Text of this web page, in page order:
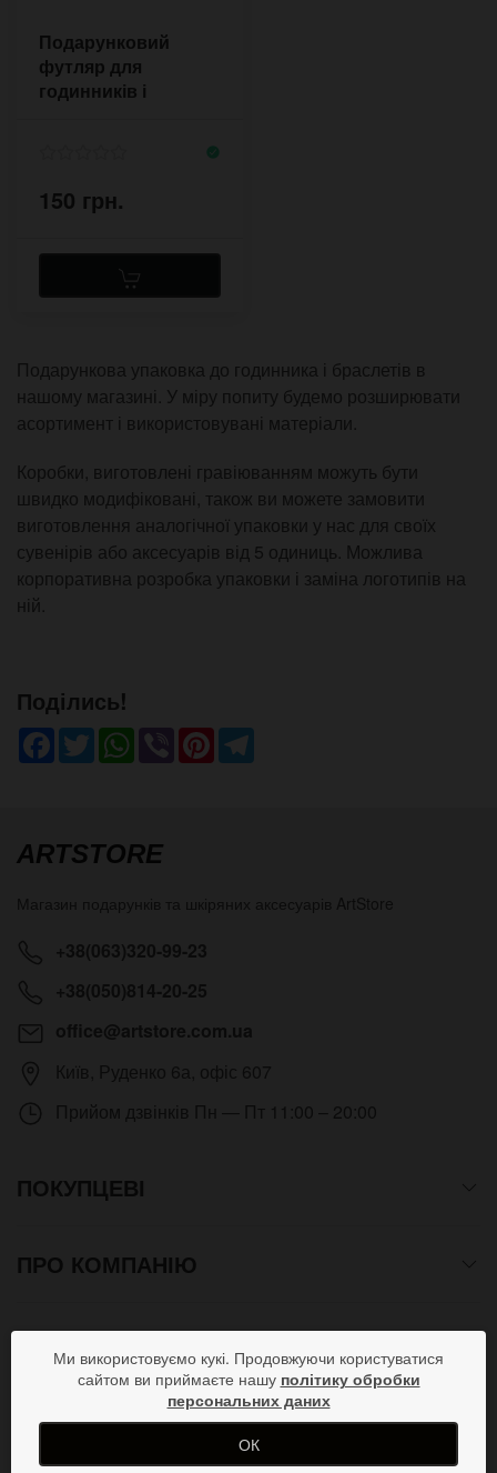
Подарунковий
футляр для
годинників і
150 грн.
Подарункова упаковка до годинника і браслетів в
нашому магазині. У міру попиту будемо розширювати
асортимент і використовувані матеріали.
Коробки, виготовлені гравіюванням можуть бути
швидко модифіковані, також ви можете замовити
виготовлення аналогічної упаковки у нас для своїх
сувенірів або аксесуарів від 5 одиниць. Можлива
корпоративна розробка упаковки і заміна логотипів на
ній.
Поділись!
Facebook
TwitterWhatsApp
ViberPinterest
ARTSTORE
ПОКУПЦЕВІ
ПРО КОМПАНІЮ
СПОСОБИ ОПЛАТИ
ПРИЄДНУЙСЯ В СОЦМЕРЕЖАХ
Ми використовуємо кукі. Продовжуючи користуватися
сайтом ви приймаєте нашу політику обробки
персональних даних
ОК